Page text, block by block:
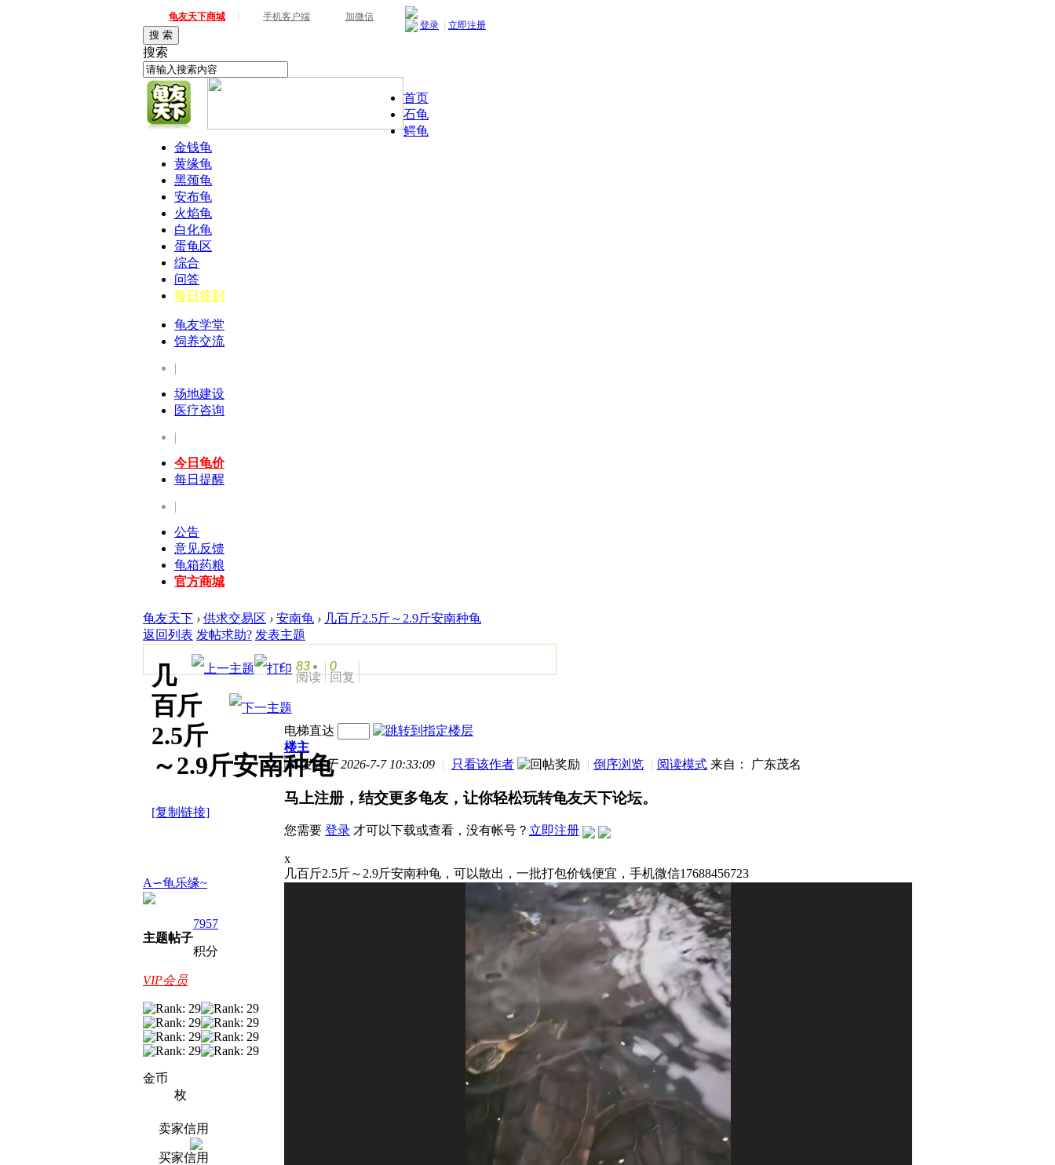
龟友天下商城 手机客户端 加微信
登录 立即注册
搜 索
搜索
首页
石龟
鳄龟
金钱龟
黄缘龟
黑颈龟
安布龟
火焰龟
白化龟
蛋龟区
综合
问答
每日签到
龟友学堂
饲养交流
|
场地建设
医疗咨询
|
今日龟价
每日提醒
|
公告
意见反馈
龟箱药粮
官方商城
龟友天下 › 供求交易区 › 安南龟 › 几百斤2.5斤～2.9斤安南种龟
返回列表 发帖求助? 发表主题
83
阅读
0
回复
几
百斤
2.5斤
～2.9斤安南种龟
[复制链接]
A∽龟乐缘~
主题帖子
7957
积分
VIP会员
金币
枚
卖家信用
买家信用
电梯直达
楼主
发表于 2026-7-7 10:33:09 | 只看该作者 | 倒序浏览 | 阅读模式 来自： 广东茂名
马上注册，结交更多龟友，让你轻松玩转龟友天下论坛。
您需要 登录 才可以下载或查看，没有帐号？ 立即注册
x
几百斤2.5斤～2.9斤安南种龟，可以散出，一批打包价钱便宜，手机微信17688456723